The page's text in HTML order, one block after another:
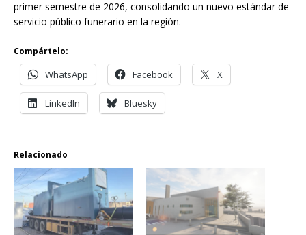
primer semestre de 2026, consolidando un nuevo estándar de
servicio público funerario en la región.
Compártelo:
WhatsApp Facebook X
LinkedIn Bluesky
Relacionado